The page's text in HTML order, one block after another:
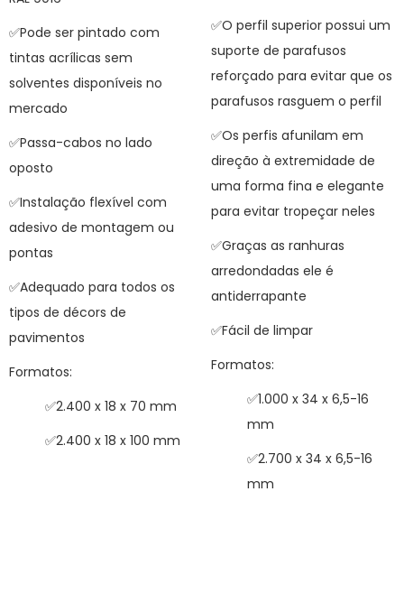
✅Pode ser pintado com
tintas acrílicas sem
solventes disponíveis no
mercado
✅Passa-cabos no lado
oposto
✅Instalação flexível com
adesivo de montagem ou
pontas
✅Adequado para todos os
tipos de décors de
pavimentos
Formatos:
✅2.400 x 18 x 70 mm
✅2.400 x 18 x 100 mm
✅O perfil superior possui um
suporte de parafusos
reforçado para evitar que os
parafusos rasguem o perfil
✅Os perfis afunilam em
direção à extremidade de
uma forma fina e elegante
para evitar tropeçar neles
✅Graças as ranhuras
arredondadas ele é
antiderrapante
✅Fácil de limpar
Formatos:
✅1.000 x 34 x 6,5-16
mm
✅2.700 x 34 x 6,5-16
mm